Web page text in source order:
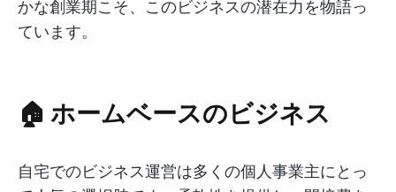
かな創業期こそ、このビジネスの潜在力を物語っ
ています。
🏠 ホームベースのビジネス
自宅でのビジネス運営は多くの個人事業主にとっ